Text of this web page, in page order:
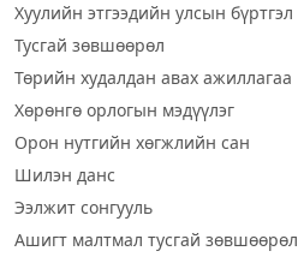
Хуулийн этгээдийн улсын бүртгэл
Тусгай зөвшөөрөл
Төрийн худалдан авах ажиллагаа
Хөрөнгө орлогын мэдүүлэг
Орон нутгийн хөгжлийн сан
Шилэн данс
Ээлжит сонгууль
Ашигт малтмал тусгай зөвшөөрөл